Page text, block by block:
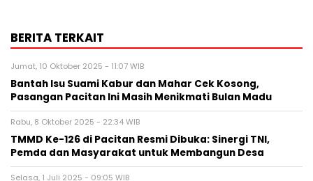
BERITA TERKAIT
Jumat, 10 Oktober 2025 - 11:07 WIB
Bantah Isu Suami Kabur dan Mahar Cek Kosong,
Pasangan Pacitan Ini Masih Menikmati Bulan Madu
Rabu, 8 Oktober 2025 - 22:34 WIB
TMMD Ke-126 di Pacitan Resmi Dibuka: Sinergi TNI,
Pemda dan Masyarakat untuk Membangun Desa
Selasa, 1 Juli 2025 - 09:05 WIB